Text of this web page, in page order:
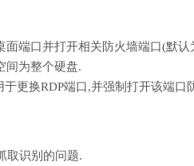
面端口并打开相关防火墙端口(默认
间为整个硬盘.
于更换RDP端口,并强制打开该端口
取识别的问题.